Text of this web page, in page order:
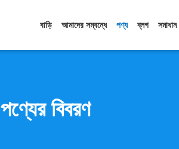
বাড়ি আমাদের সম্বন্ধে পণ্য ব্লগ সমাধান
পণ্যের বিবরণ